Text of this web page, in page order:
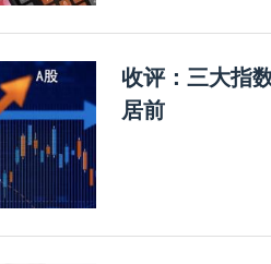
收评：三大指
居前